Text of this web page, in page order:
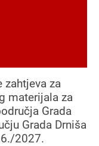
zahtjeva za
materijala za
Grada
Grada Drniša
2027.